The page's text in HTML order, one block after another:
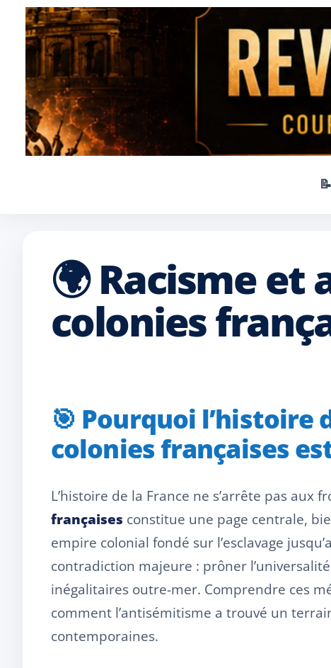
🌍 Racisme
colonies
🎯 Pourquoi l’histoire
colonies françaises
L’histoire de la France ne s’arrête pas aux
françaises constitue une page centrale,
empire colonial fondé sur l’esclavage
contradiction majeure : prôner
inégalitaires outre-mer. Comprendre ces
comment l’antisémitisme a trouvé un
contemporaines.